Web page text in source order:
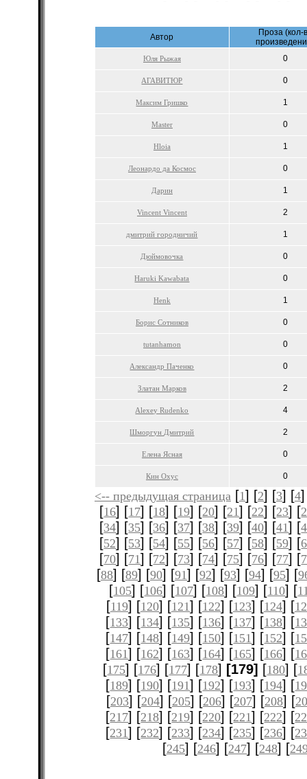
Автор
Проза (кол-
Юля Рыжая 0
АГАВИТЮР 0
Максим Гришко 1
Master 0
Hloia 1
Леонардо да Космос 0
Дарин 1
Vincent Vincent 2
дмитрий городничий 1
Дюймовочка 0
Haruki Kawabata 0
Henk 1
Борис Сотников 0
tutanhamon 0
Александр Паченко 0
Златан Марков 2
Alexey Rudenko 4
Шморгун Дмитрий 2
Елена Ясная 0
Кин Охус 0
<-- предыдущая страница [1] [2] [3] [4
[16] [17] [18] [19] [20] [21] [22] [23] [
[34] [35] [36] [37] [38] [39] [40] [41] [
[52] [53] [54] [55] [56] [57] [58] [59] [
[70] [71] [72] [73] [74] [75] [76] [77] [
[88] [89] [90] [91] [92] [93] [94] [95] [
[105] [106] [107] [108] [109] [110] [
[119] [120] [121] [122] [123] [124] [
[133] [134] [135] [136] [137] [138] [
[147] [148] [149] [150] [151] [152] [
[161] [162] [163] [164] [165] [166] [
[175] [176] [177] [178] [179] [180] [
[189] [190] [191] [192] [193] [194] [
[203] [204] [205] [206] [207] [208] [
[217] [218] [219] [220] [221] [222] [
[231] [232] [233] [234] [235] [236] [
[245] [246] [247] [248] [